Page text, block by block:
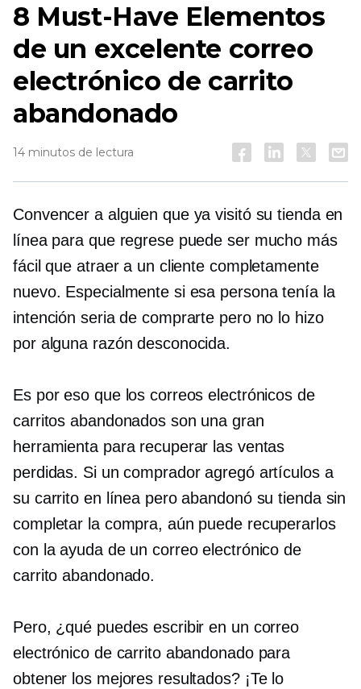
8 Must-Have Elementos
de un excelente correo
electrónico de carrito
abandonado
14 minutos de lectura
Convencer a alguien que ya visitó su tienda en
línea para que regrese puede ser mucho más
fácil que atraer a un cliente completamente
nuevo. Especialmente si esa persona tenía la
intención seria de comprarte pero no lo hizo
por alguna razón desconocida.
Es por eso que los correos electrónicos de
carritos abandonados son una gran
herramienta para recuperar las ventas
perdidas. Si un comprador agregó artículos a
su carrito en línea pero abandonó su tienda sin
completar la compra, aún puede recuperarlos
con la ayuda de un correo electrónico de
carrito abandonado.
Pero, ¿qué puedes escribir en un correo
electrónico de carrito abandonado para
obtener los mejores resultados? ¡Te lo